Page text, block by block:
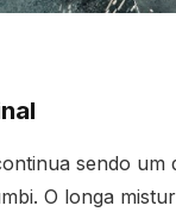
sendo um
O longa